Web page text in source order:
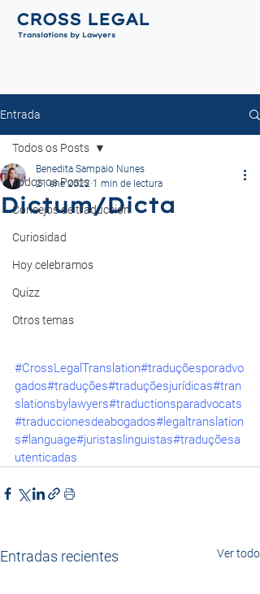
Translations by Lawyers
CROSS LEGAL
Entrada
Todos os Posts
Consejos de traducción
Curiosidad
Hoy celebramos
Quizz
Otros temas
Todos os Posts
Dictum/Dicta
Benedita Sampaio Nunes
21 ene 2022 1 min de lectura
#CrossLegalTranslation#traduçõesporadvo
gados#traduções#traduçõesjurídicas#tran
slationsbylawyers#traductionsparadvocats
#traduccionesdeabogados#legaltranslation
s#language#juristaslinguistas#traduçõesa
utenticadas
Entradas recientes Ver todo